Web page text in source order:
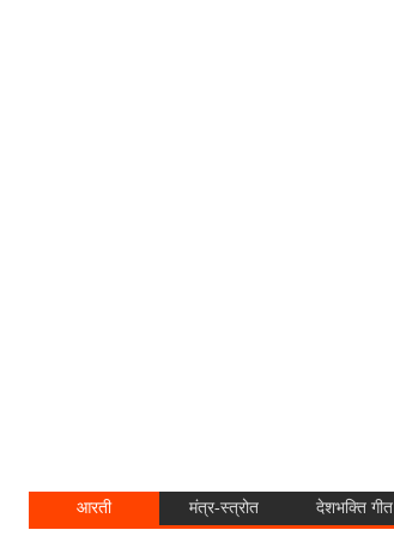
आरती मंत्र-स्त्रोत देशभक्ति गीत